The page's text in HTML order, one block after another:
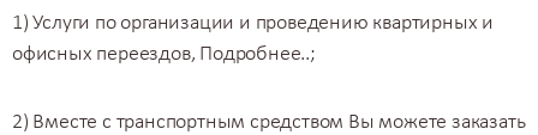
1) Услуги по организации и проведению квартирных и
офисных переездов, Подробнее..;
2) Вместе с транспортным средством Вы можете заказать